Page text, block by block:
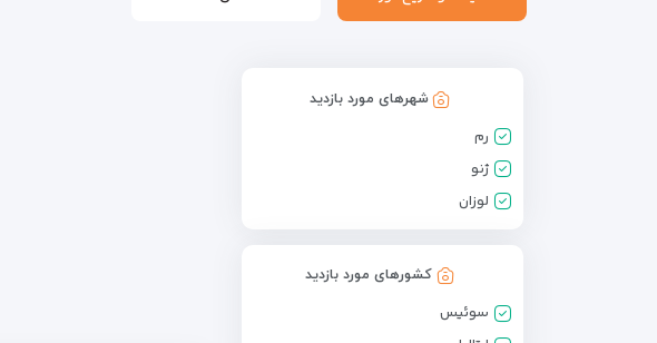
شهرهای مورد بازدید
رم
ژنو
لوزان
کشورهای مورد بازدید
سوئیس